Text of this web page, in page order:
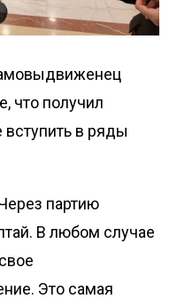
что получил
в ряды
партию
В любом случае
Это самая